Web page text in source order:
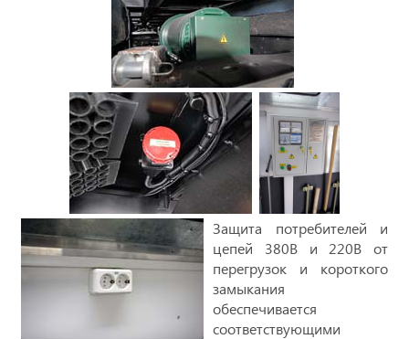
Защита потребителей и
цепей 380В и 220В от
перегрузок и короткого
замыкания
обеспечивается
соответствующими